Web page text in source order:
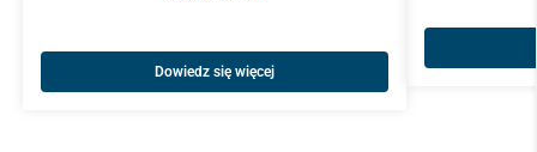
Dowiedz się więcej